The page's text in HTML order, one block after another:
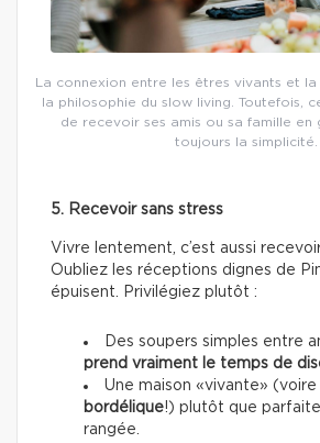
La connexion entre les êtres vivants et
la philosophie du slow living. Toutefois,
de recevoir ses amis ou sa famille en
toujours la simplicité.
5. Recevoir sans stress
Vivre lentement, c’est aussi
Oubliez les réceptions dignes de
épuisent. Privilégiez plutôt :
Des soupers simples entre
prend vraiment le temps de
Une maison «vivante» (voire
bordélique!) plutôt que
rangée.